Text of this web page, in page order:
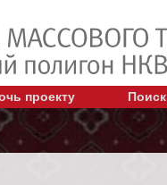
проекту Поиск